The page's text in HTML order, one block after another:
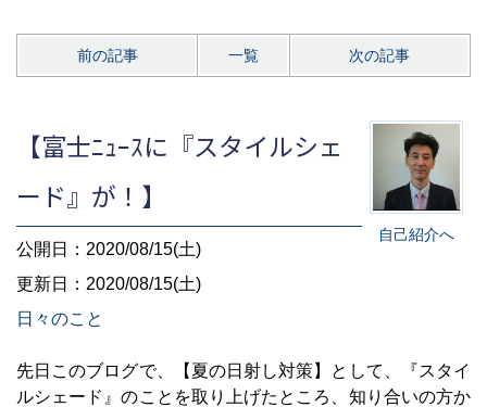
前の記事 一覧 次の記事
自己紹介へ
【富士ﾆｭｰｽに『スタイルシェ
ード』が！】
公開日：2020/08/15(土)
更新日：2020/08/15(土)
日々のこと
先日このブログで、【夏の日射し対策】として、『スタイ
ルシェード』のことを取り上げたところ、知り合いの方か